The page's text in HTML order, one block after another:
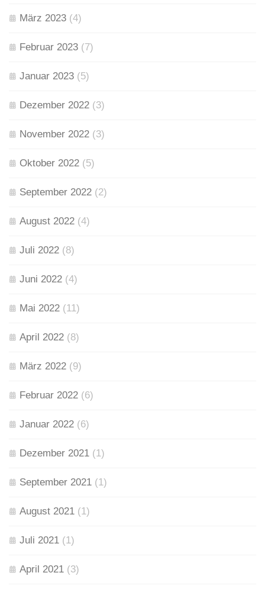
März 2023 (4)
Februar 2023 (7)
Januar 2023 (5)
Dezember 2022 (3)
November 2022 (3)
Oktober 2022 (5)
September 2022 (2)
August 2022 (4)
Juli 2022 (8)
Juni 2022 (4)
Mai 2022 (11)
April 2022 (8)
März 2022 (9)
Februar 2022 (6)
Januar 2022 (6)
Dezember 2021 (1)
September 2021 (1)
August 2021 (1)
Juli 2021 (1)
April 2021 (3)